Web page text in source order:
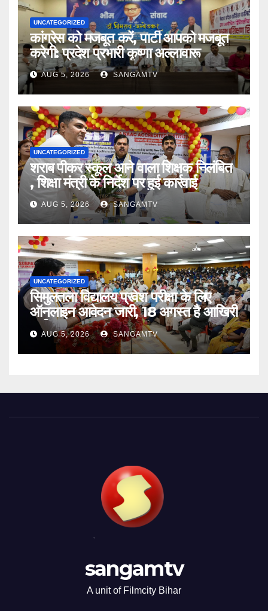
UNCATEGORIZED
कांग्रेस को मजबूत करें, पार्टी आपको मजबूत
करेगी: प्रदेश प्रभारी कृष्णा अल्लावारू
AUG 5, 2026 SANGAMTV
UNCATEGORIZED
शराब पीकर स्कूल आने वाला शिक्षक निलंबित
, शिक्षा मंत्री के निर्देश पर हुई कार्रवाई
AUG 5, 2026 SANGAMTV
UNCATEGORIZED
सिमुलतला विद्यालय प्रवेश परीक्षा के लिए
ऑनलाइन आवेदन जारी, 18 अगस्त है आखिरी
तारीख
AUG 5, 2026 SANGAMTV
sangamtv
A unit of Filmcity Bihar